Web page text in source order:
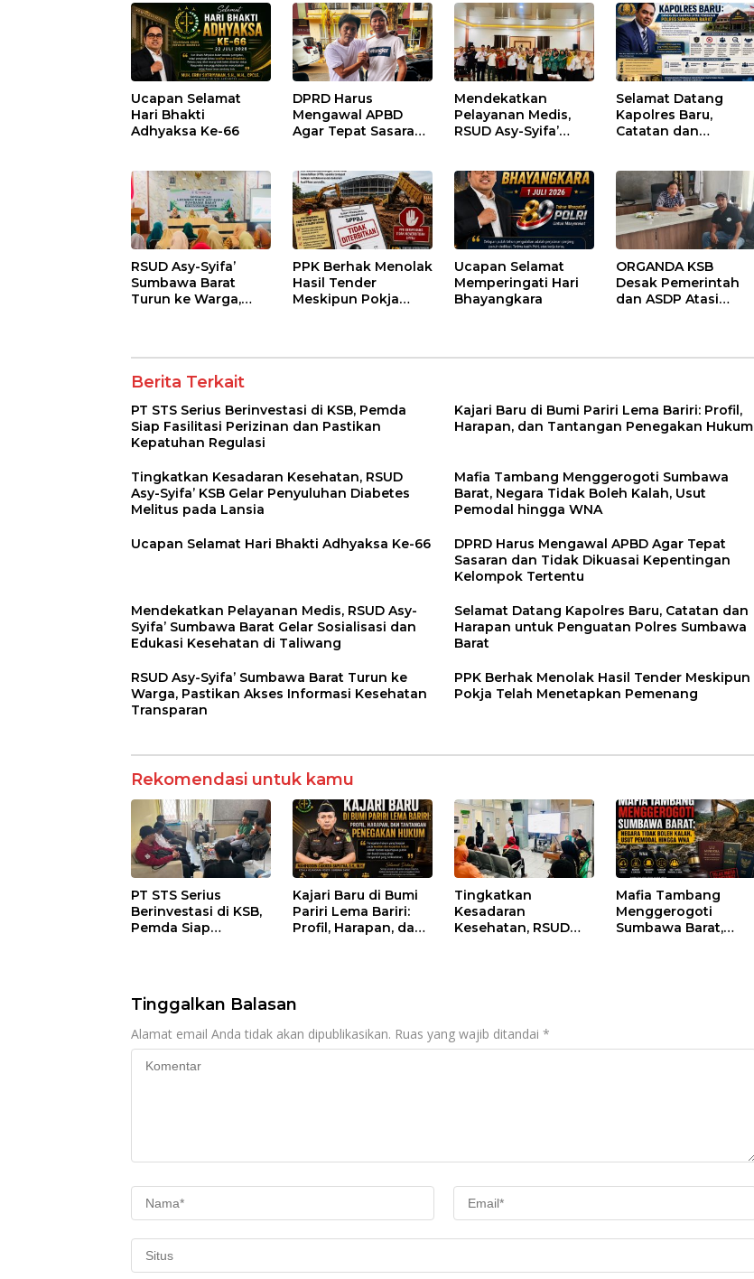
Kepatuhan Regulasi
Diabetes Melitus
pada Lansia
hingga WNA
Ucapan Selamat
Hari Bhakti
Adhyaksa Ke-66
DPRD Harus
Mengawal APBD
Agar Tepat Sasaran
Kelompok Tertentu
Mendekatkan
Pelayanan Medis,
RSUD Asy-Syifa’
Edukasi Kesehatan
di Taliwang
Selamat Datang
Kapolres Baru,
Catatan dan
Sumbawa Barat
RSUD Asy-Syifa’
Sumbawa Barat
Turun ke Warga,
PPK Berhak Menolak
Hasil Tender
Meskipun Pokja
Ucapan Selamat
Memperingati Hari
Bhayangkara
ORGANDA KSB
Desak Pemerintah
dan ASDP Atasi
Berita Terkait
PT STS Serius Berinvestasi di KSB, Pemda
Siap Fasilitasi Perizinan dan Pastikan
Kepatuhan Regulasi
Kajari Baru di Bumi Pariri Lema Bariri: Profil,
Harapan, dan Tantangan Penegakan Hukum
Tingkatkan Kesadaran Kesehatan, RSUD
Asy-Syifa’ KSB Gelar Penyuluhan Diabetes
Melitus pada Lansia
Mafia Tambang Menggerogoti Sumbawa
Barat, Negara Tidak Boleh Kalah, Usut
Pemodal hingga WNA
Ucapan Selamat Hari Bhakti Adhyaksa Ke-66
DPRD Harus Mengawal APBD Agar Tepat
Sasaran dan Tidak Dikuasai Kepentingan
Kelompok Tertentu
Mendekatkan Pelayanan Medis, RSUD Asy-
Syifa’ Sumbawa Barat Gelar Sosialisasi dan
Edukasi Kesehatan di Taliwang
Selamat Datang Kapolres Baru, Catatan dan
Harapan untuk Penguatan Polres Sumbawa
Barat
RSUD Asy-Syifa’ Sumbawa Barat Turun ke
Warga, Pastikan Akses Informasi Kesehatan
Transparan
PPK Berhak Menolak Hasil Tender Meskipun
Pokja Telah Menetapkan Pemenang
Rekomendasi untuk kamu
PT STS Serius
Berinvestasi di KSB,
Pemda Siap
Kajari Baru di Bumi
Pariri Lema Bariri:
Profil, Harapan, dan
Tingkatkan
Kesadaran
Kesehatan, RSUD
Mafia Tambang
Menggerogoti
Sumbawa Barat,
Tinggalkan Balasan
Alamat email Anda tidak akan dipublikasikan. Ruas yang wajib ditandai *